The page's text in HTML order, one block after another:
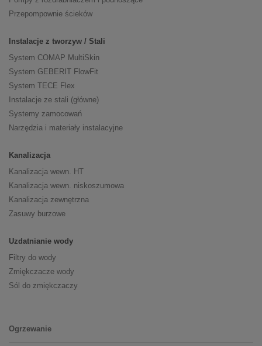
Przepompownie ścieków
Instalacje z tworzyw / Stali
System COMAP MultiSkin
System GEBERIT FlowFit
System TECE Flex
Instalacje ze stali (główne)
Systemy zamocowań
Narzędzia i materiały instalacyjne
Kanalizacja
Kanalizacja wewn. HT
Kanalizacja wewn. niskoszumowa
Kanalizacja zewnętrzna
Zasuwy burzowe
Uzdatnianie wody
Filtry do wody
Zmiękczacze wody
Sól do zmiękczaczy
Ogrzewanie